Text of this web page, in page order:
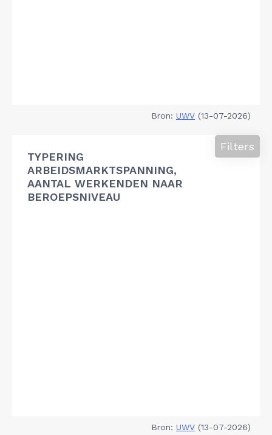
Bron: UWV (13-07-2026)
TYPERING
ARBEIDSMARKTSPANNING,
AANTAL WERKENDEN NAAR
BEROEPSNIVEAU
Filters
Bron: UWV (13-07-2026)